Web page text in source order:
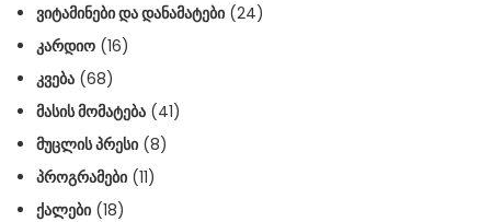
ᲕᲘᲢᲐᲛᲘᲜᲔᲑᲘ ᲓᲐ ᲓᲐᲜᲐᲛᲐᲢᲔᲑᲘ (24)
ᲙᲐᲠᲓᲘᲝ (16)
ᲙᲕᲔᲑᲐ (68)
ᲛᲐᲡᲘᲡ ᲛᲝᲛᲐᲢᲔᲑᲐ (41)
ᲛᲣᲪᲚᲘᲡ ᲞᲠᲔᲡᲘ (8)
ᲞᲠᲝᲒᲠᲐᲛᲔᲑᲘ (11)
ᲥᲐᲚᲔᲑᲘ (18)